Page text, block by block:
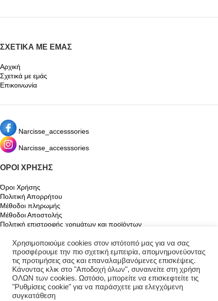
ΣΧΕΤΙΚΆ ΜΕ ΕΜΆΣ
Αρχική
Σχετικά με εμάς
Επικοινωνία
Narcisse_accesssories
Narcisse_accesssories
ΌΡΟΙ ΧΡΉΣΗΣ
Όροι Χρήσης
Πολιτική Απορρήτου
Μέθοδοι πληρωμής
Μέθοδοι Αποστολής
Πολιτική επιστροφής χρημάτων και προϊόντων
Ο ΛΟΓΑΡΙΑΣΜΌΣ ΜΟΥ
Ο λογαριασμός μου
Καλάθι
Αγαπημένα
Παρακολούθηση Παραγγελίας
Χρησιμοποιούμε cookies στον ιστότοπό μας για να σας
προσφέρουμε την πιο σχετική εμπειρία, απομνημονεύοντας
τις προτιμήσεις σας και επαναλαμβανόμενες επισκέψεις.
Κάνοντας κλικ στο "Αποδοχή όλων", συναινείτε στη χρήση
ΟΛΩΝ των cookies. Ωστόσο, μπορείτε να επισκεφτείτε τις
"Ρυθμίσεις cookie" για να παράσχετε μια ελεγχόμενη
συγκατάθεση